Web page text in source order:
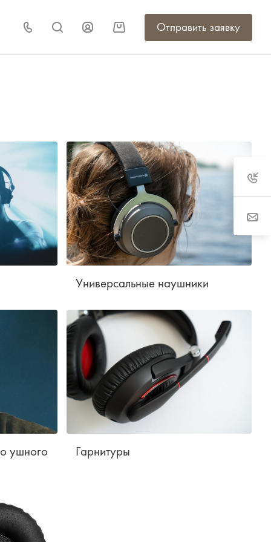
Отправить заявку
Универсальные наушники
ушного Гарнитуры